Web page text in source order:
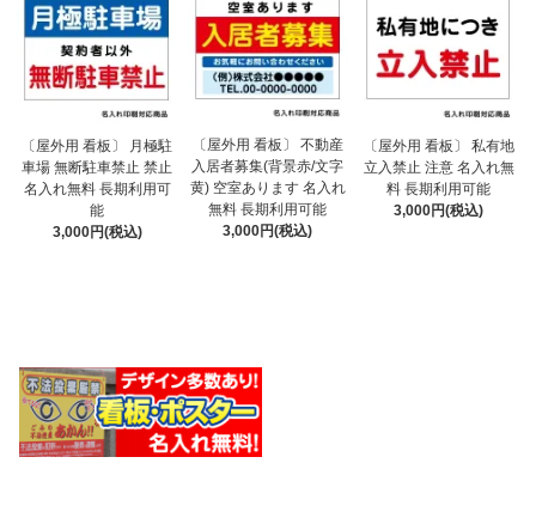
〔屋外用 看板〕 月極駐
車場 無断駐車禁止 禁止
名入れ無料 長期利用可
能
3,000円(税込)
〔屋外用 看板〕 不動産
入居者募集(背景赤/文字
黄) 空室あります 名入れ
無料 長期利用可能
3,000円(税込)
〔屋外用 看板〕 私有地
立入禁止 注意 名入れ無
料 長期利用可能
3,000円(税込)